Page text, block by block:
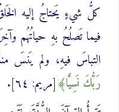
كلُّ شيءٍ يَحتاجُ إليه
فيما تَصلُحُ بهِ حياتُهُم
التباسَ فيهِ، ولم يَنسَ
‌رَبُّكَ نَسِيًّا [مريم: ٦٤].